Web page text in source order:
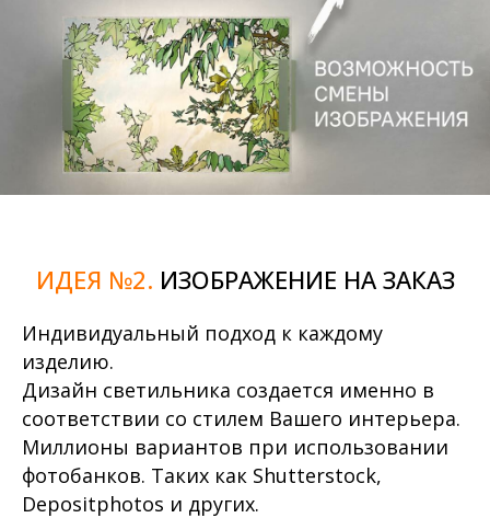
ИДЕЯ №2. ИЗОБРАЖЕНИЕ НА ЗАКАЗ
Индивидуальный подход к каждому
изделию.
Дизайн светильника создается именно в
соответствии со стилем Вашего интерьера.
Миллионы вариантов при использовании
фотобанков. Таких как Shutterstock,
Depositphotos и других.